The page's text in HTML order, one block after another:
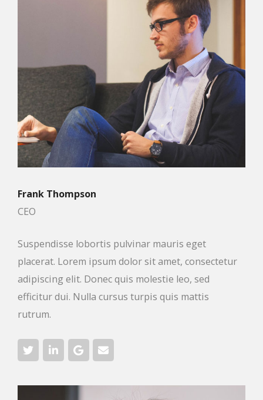
Frank Thompson
CEO
Suspendisse lobortis pulvinar mauris eget
placerat. Lorem ipsum dolor sit amet, consectetur
adipiscing elit. Donec quis molestie leo, sed
efficitur dui. Nulla cursus turpis quis mattis
rutrum.